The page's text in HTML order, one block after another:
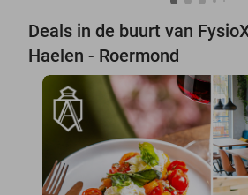
Deals in de buurt van
Haelen - Roermond